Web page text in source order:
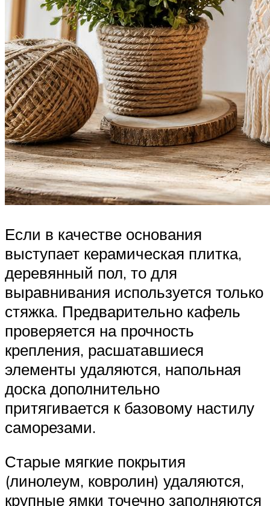
Если в качестве основания
выступает керамическая плитка,
деревянный пол, то для
выравнивания используется только
стяжка. Предварительно кафель
проверяется на прочность
крепления, расшатавшиеся
элементы удаляются, напольная
доска дополнительно
притягивается к базовому настилу
саморезами.
Старые мягкие покрытия
(линолеум, ковролин) удаляются,
крупные ямки точечно заполняются